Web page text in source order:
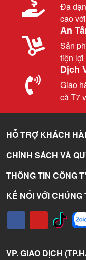
Đa
cao
An
Sản
tiện lợi
Dịch
Giao
cả T7
HỖ TRỢ KHÁCH
CHÍNH SÁCH VÀ
THÔNG TIN CÔNG
KẾ NỐI VỚI CHÚNG
VP. GIAO DỊCH